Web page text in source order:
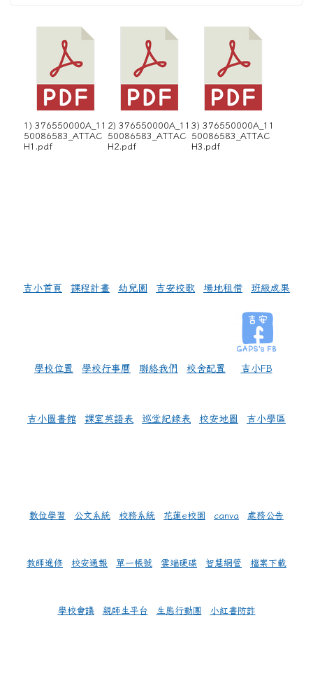
1) 376550000A_11
50086583_ATTAC
H1.pdf
2) 376550000A_11
50086583_ATTAC
H2.pdf
3) 376550000A_11
50086583_ATTAC
H3.pdf
吉小首頁 課程計畫 幼兒園 吉安校歌 場地租借 班級成果
學校位置 學校行事曆 聯絡我們 校舍配置 吉小FB
吉小圖書館 課室英語表 巡堂紀錄表 校安地圖 吉小學區
數位學習 公文系統 校務系統 花蓮e校園 canva 處務公告
教師進修 校安通報 單一帳號 雲端硬碟 智慧網管 檔案下載
學校會議 親師生平台 生態行動團 小紅書防詐